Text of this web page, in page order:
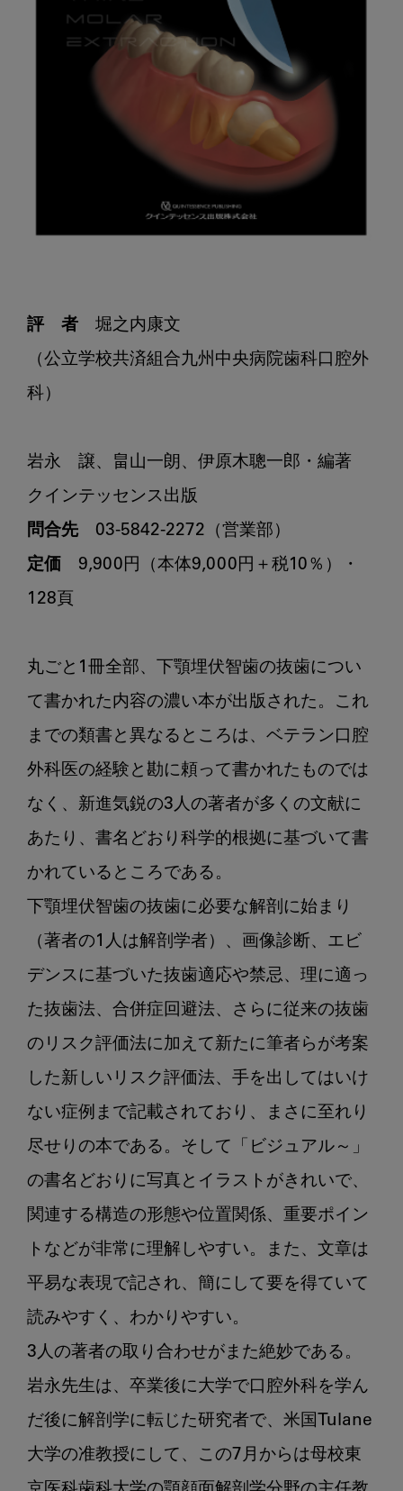
評　者 堀之内康文
（公立学校共済組合九州中央病院歯科口腔外
科）
岩永　譲、畠山一朗、伊原木聰一郎・編著
問合先
定価 9,900円（本体9,000円＋税10％）・
128頁
丸ごと1冊全部、下顎埋伏智歯の抜歯につい
て書かれた内容の濃い本が出版された。これ
までの類書と異なるところは、ベテラン口腔
外科医の経験と勘に頼って書かれたものでは
なく、新進気鋭の3人の著者が多くの文献に
あたり、書名どおり科学的根拠に基づいて書
かれているところである。
下顎埋伏智歯の抜歯に必要な解剖に始まり
（著者の1人は解剖学者）、画像診断、エビ
デンスに基づいた抜歯適応や禁忌、理に適っ
た抜歯法、合併症回避法、さらに従来の抜歯
のリスク評価法に加えて新たに筆者らが考案
した新しいリスク評価法、手を出してはいけ
ない症例まで記載されており、まさに至れり
尽せりの本である。そして「ビジュアル～」
の書名どおりに写真とイラストがきれいで、
関連する構造の形態や位置関係、重要ポイン
トなどが非常に理解しやすい。また、文章は
平易な表現で記され、簡にして要を得ていて
読みやすく、わかりやすい。
3人の著者の取り合わせがまた絶妙である。
岩永先生は、卒業後に大学で口腔外科を学ん
だ後に解剖学に転じた研究者で、米国Tulane
大学の准教授にして、この7月からは母校東